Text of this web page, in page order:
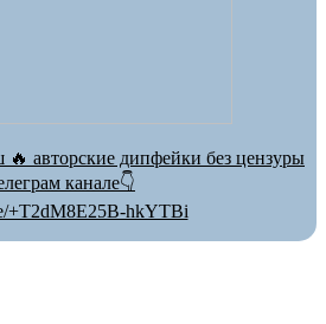
авторские дипфейки без цензуры
канале👇
+T2dM8E25B-hkYTBi